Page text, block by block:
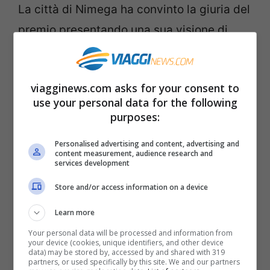
La città di Nimega ha convinto la giuria del
premio presentando una sua visione di
tutela dell’ambiente chiara e precisa,
integrata con il suo tessuto urbano e
diretta a coinvolgere in modo ampio
stakeholder e residenti. Anche Galway ha
originale, della quale è stato apprezzato in
sostegno alle Piccole e medie imprese in
chiave “green”, così come l’impegno nella
formazione e nel proporsi come “green
ambassador”. Le città che ottengono i
viagginews.com asks for your consent to
use your personal data for the following
purposes:
Personalised advertising and content, advertising and
content measurement, audience research and
services development
Store and/or access information on a device
Learn more
Your personal data will be processed and information from
your device (cookies, unique identifiers, and other device
data) may be stored by, accessed by and shared with 319
partners, or used specifically by this site. We and our partners